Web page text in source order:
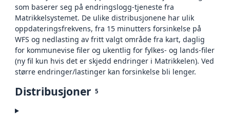
som baserer seg på endringslogg-tjeneste fra
Matrikkelsystemet. De ulike distribusjonene har ulik
oppdateringsfrekvens, fra 15 minutters forsinkelse på
WFS og nedlasting av fritt valgt område fra kart, daglig
for kommunevise filer og ukentlig for fylkes- og lands-filer
(ny fil kun hvis det er skjedd endringer i Matrikkelen). Ved
større endringer/lastinger kan forsinkelse bli lenger.
Distribusjoner 5